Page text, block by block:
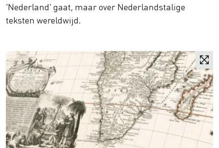
‘Nederland’ gaat, maar over Nederlandstalige
teksten wereldwijd.